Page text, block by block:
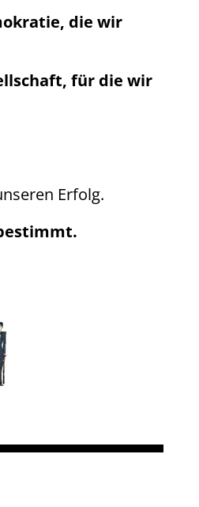
die wir
für die wir
Erfolg.